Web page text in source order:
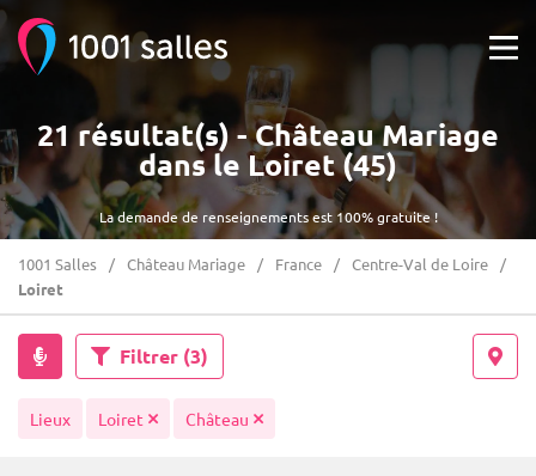
La demande de renseignements est 100% gratuite !
21 résultat(s) - Château Mariage
dans le Loiret (45)
1001 Salles Château Mariage France
Centre-Val de Loire
Loiret
Filtrer (3)
Lieux Loiret Château